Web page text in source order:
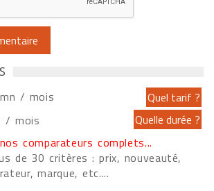
mn / mois
/ mois
comparateurs complets...
de 30 critères : prix, nouveauté,
marque, etc....